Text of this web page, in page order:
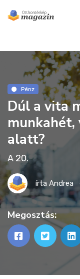
Pénz
Dúl a vita
munkahét,
alatt?
A 20.
írta Andrea
Megosztás: